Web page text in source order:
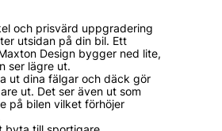
och prisvärd uppgradering
utsidan på din bil. Ett
Design bygger ned lite,
ser lägre ut.
ut dina fälgar och däck gör
ut. Det ser även ut som
på bilen vilket förhöjer